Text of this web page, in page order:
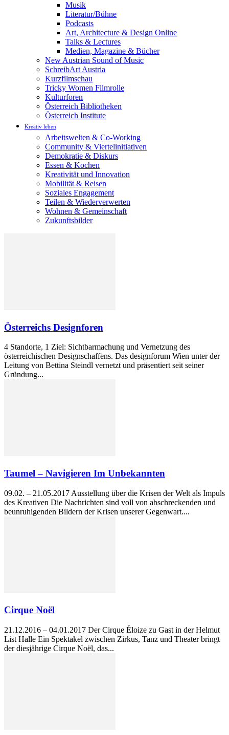
Musik
Literatur/Bühne
Podcasts
Art, Architecture & Design Online
Talks & Lectures
Medien, Magazine & Bücher
New Austrian Sound of Music
SchreibArt Austria
Kurzfilmschau
Tricky Women Filmrolle
Kulturforen
Österreich Bibliotheken
Österreich Institute
Kreativ leben
Arbeitswelten & Co-Working
Community & Viertelinitiativen
Demokratie & Diskurs
Essen & Kochen
Kreativität und Innovation
Mobilität & Reisen
Soziales Engagement
Teilen & Wiederverwerten
Wohnen & Gemeinschaft
Zukunftsbilder
Österreichs Designforen
4 Standorte, 1 Ziel: Sichtbarmachung und Vernetzung des
österreichischen Designschaffens. Das designforum Wien unter der
Leitung von Bettina Steindl vernetzt und präsentiert seit seiner
Gründung...
Taumel – Navigieren Im Unbekannten
09.02. – 21.05.2017 Ausstellung über die Krisen der Welt als Impuls
des Kreativen Die Nachrichten sind voll von abschreckenden und
beunruhigenden Bildern der Krisen unserer Gegenwart....
Cirque Noël
21.12.2016 – 04.01.2017 Der Cirque Éloize zu Gast in der Helmut
List Halle Ein Spektakel zwischen Zirkus, Tanz und Theater bringt
der diesjährige Cirque Noël, das...